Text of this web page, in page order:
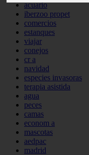
acuario
iberzoo propet
comercios
estanques
viajar
conejos
cr a
navidad
especies invasoras
terapia asistida
agua
peces
camas
econom a
mascotas
aedpac
madrid